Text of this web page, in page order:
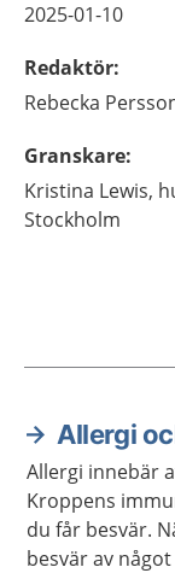
2025-01-10
Redaktör:
Rebecka
Granskare:
Kristina Lewis,
Stockholm
Aktuella
Allergi
Allergi innebär
Kroppens
du får besvär.
besvär av något ämne, men immunförsvaret är inte